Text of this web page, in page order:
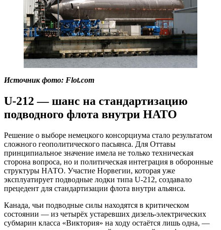
Источник фото: Flot.com
U-212 — шанс на стандартизацию
подводного флота внутри НАТО
Решение о выборе немецкого консорциума стало результатом
сложного геополитического пасьянса. Для Оттавы
принципиальное значение имела не только техническая
сторона вопроса, но и политическая интеграция в оборонные
структуры НАТО. Участие Норвегии, которая уже
эксплуатирует подводные лодки типа U-212, создавало
прецедент для стандартизации флота внутри альянса.
Канада, чьи подводные силы находятся в критическом
состоянии — из четырёх устаревших дизель-электрических
субмарин класса «Виктория» на ходу остаётся лишь одна, —